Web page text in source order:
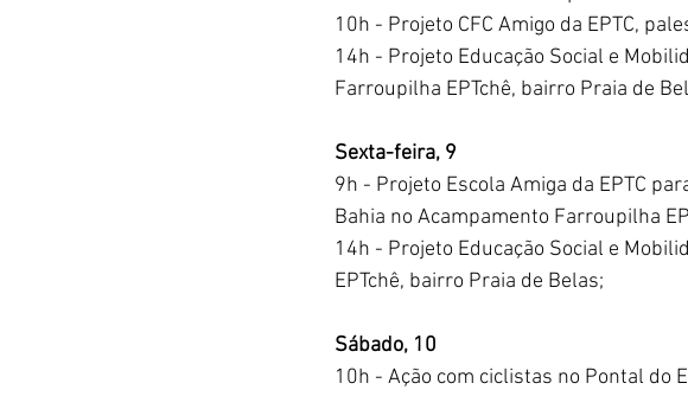
10h - Projeto CFC Amigo da EPTC,
14h - Projeto Educação Social e
Farroupilha EPTchê, bairro Praia de
Sexta-feira, 9
9h - Projeto Escola Amiga da EPTC
Bahia no Acampamento Farroupilha
14h - Projeto Educação Social e
EPTchê, bairro Praia de Belas;
Sábado, 10
10h - Ação com ciclistas no Pontal do